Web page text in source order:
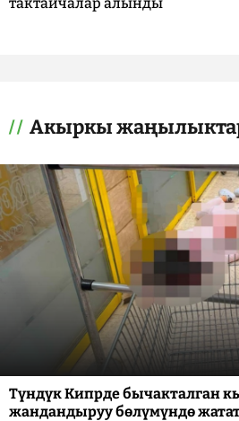
Акыркы
Түндүк Кипрде бычакталган
жандандыруу бөлүмүндө